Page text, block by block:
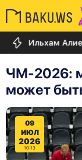
Ильхам Алиев
ЧМ-2026:
может
09
ИЮЛ
2026
10:13